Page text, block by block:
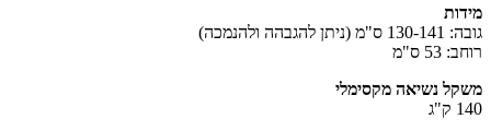
ולהנמכה)
ס"מ
נשיאה מקסימלי